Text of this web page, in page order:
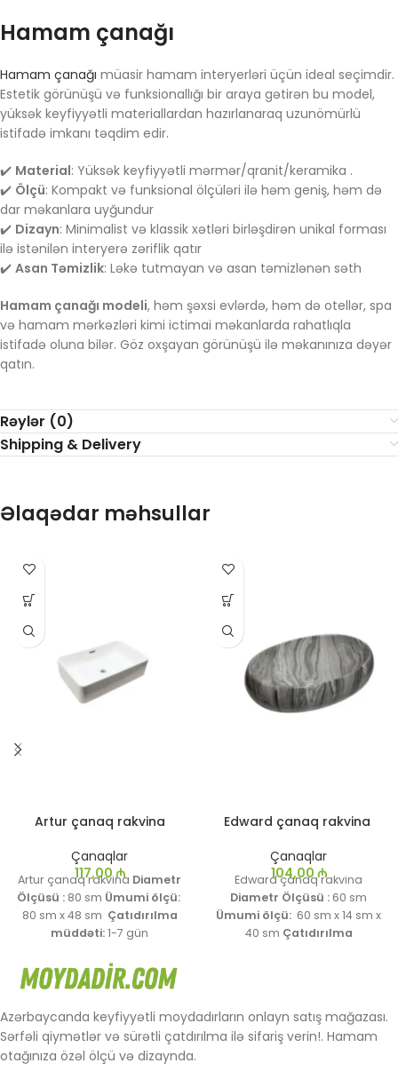
Hamam çanağı
Hamam çanağı müasir hamam interyerləri üçün ideal seçimdir.
Estetik görünüşü və funksionallığı bir araya gətirən bu model,
yüksək keyfiyyətli materiallardan hazırlanaraq uzunömürlü
istifadə imkanı təqdim edir.
✔️ Material: Yüksək keyfiyyətli mərmər/qranit/keramika .
✔️ Ölçü: Kompakt və funksional ölçüləri ilə həm geniş, həm də
dar məkanlara uyğundur
✔️ Dizayn: Minimalist və klassik xətləri birləşdirən unikal forması
ilə istənilən interyerə zəriflik qatır
✔️ Asan Təmizlik: Ləkə tutmayan və asan təmizlənən səth
Hamam çanağı modeli, həm şəxsi evlərdə, həm də otellər, spa
və hamam mərkəzləri kimi ictimai məkanlarda rahatlıqla
istifadə oluna bilər. Göz oxşayan görünüşü ilə məkanınıza dəyər
qatın.
Rəylər (0)
Shipping & Delivery
Əlaqədar məhsullar
Artur çanaq rakvina
Çanaqlar
117,00₼
Artur çanaq rakvina Diametr
Ölçüsü :80 sm Ümumi ölçü:
80 sm x 48 sm Çatıdırılma
müddəti:1-7 gün
Edward çanaq rakvina
Çanaqlar
104,00₼
Edward çanaq rakvina
Diametr Ölçüsü : 60 sm
Ümumi ölçü: 60 sm x 14 sm x
40 sm Çatıdırılma
Azərbaycanda keyfiyyətli moydadırların onlayn satış mağazası.
Sərfəli qiymətlər və sürətli çatdırılma ilə sifariş verin!. Hamam
otağınıza özəl ölçü və dizaynda.